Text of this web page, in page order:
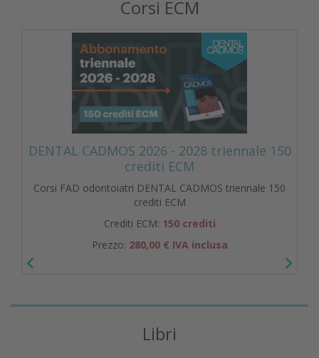
Corsi ECM
DENTAL CADMOS 2026 - 2028 triennale 150
crediti ECM
Corsi FAD odontoiatri DENTAL CADMOS triennale 150
crediti ECM
Crediti ECM: 150 crediti
Prezzo: 280,00 € IVA inclusa
Libri